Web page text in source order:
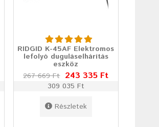
RIDGID K-45AF Elektromos
lefolyó duguláselhárítás
eszköz
267 669 Ft 243 335 Ft
309 035 Ft
Részletek